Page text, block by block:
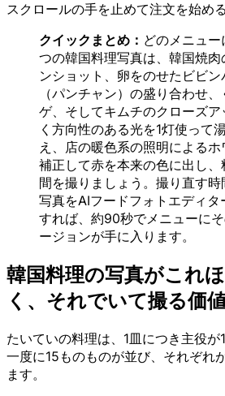
スクロールの手を止めて注文を始め
クイックまとめ： どのメニュ
つの韓国料理写真は、韓国焼肉
ンショット、卵をのせたビビ
（パンチャン）の盛り合わせ
ゲ、そしてキムチのクローズ
く方向性のある光を1灯使って
え、店の暖色系の照明による
補正して赤を本来の色に出し
間を撮りましょう。撮り直す
写真をAIフードフォトエディタ
すれば、約90秒でメニューに
ージョンが手に入ります。
韓国料理の写真がこれ
く、それでいて撮る価
たいていの料理は、1皿につき主役
一度に15ものものが並び、それぞれ
ます。